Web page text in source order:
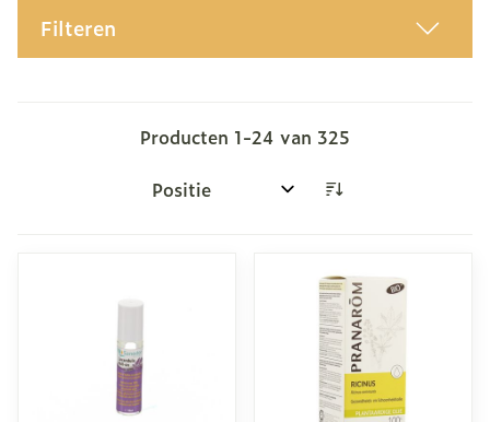
Filteren
Producten 1-24 van 325
Sorteer op: